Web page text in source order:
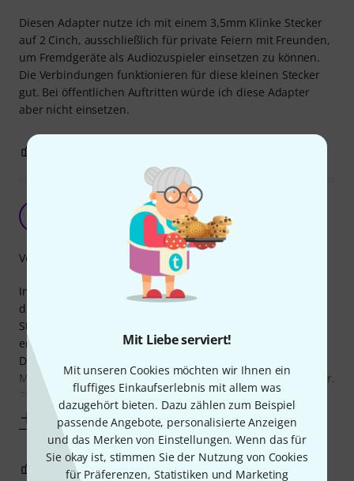
Mit Liebe serviert!
Mit unseren Cookies möchten wir Ihnen ein
fluffiges Einkaufserlebnis mit allem was
dazugehört bieten. Dazu zählen zum Beispiel
passende Angebote, personalisierte Anzeigen
und das Merken von Einstellungen. Wenn das für
Sie okay ist, stimmen Sie der Nutzung von Cookies
für Präferenzen, Statistiken und Marketing
Diesen Adapter nutze ich mit einem 3,5mm Klinke Stecker
auf 2 Cinch, ausschließlich für private Feiern mit Freunden,
um Fremdgeräte als Audiozuspieler einsetzen zu können.
Die Verbindungen funktionieren für diese kleinen Stecker
gut. Bei öffentlichen Auftritten würde ich diese Adapter
aber nicht einsetzen.
Adapter für USB C
Loschi 24.10.2023
Im Onlineshop Warenkorb war noch Platz, da hab ich mir
diesen (etwas) teuren Adapter gekauft. Da dies bald der
Standard für alle Smartphones würde, hab ich mich
entschieden mir schonmal so einen zuzulegen.
Der aux Anschluss meines MotoG3 nimmt keine
Mikrofonsignale an, da probiere ich es über diesen Adapter.
Zwar bin ich noch nicht dazu gekommen (*dazu dann ein
Mehr anzeigen
Verarbeitung
0 BEWERTUNG MELDEN